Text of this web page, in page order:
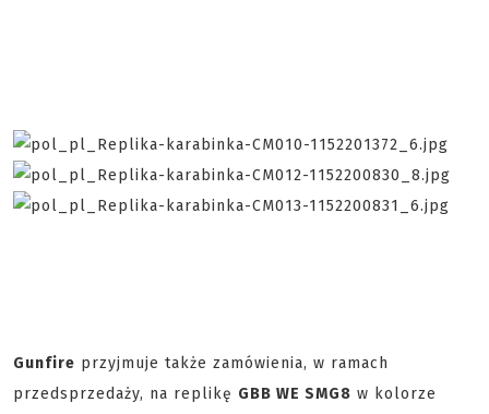
Gunfire przyjmuje także zamówienia, w ramach
przedsprzedaży, na replikę GBB WE SMG8 w kolorze